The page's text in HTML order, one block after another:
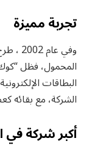
تجربة مميزة
المحمول، فظل
الشركة، مع بقائه
أكبر شركة في